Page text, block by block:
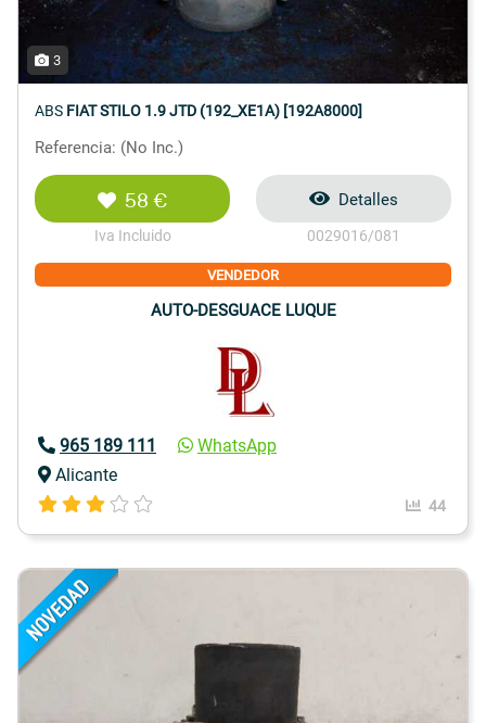
3
ABS FIAT STILO 1.9 JTD (192_XE1A) [192A8000]
Referencia: (No Inc.)
58 €
Iva Incluido
Detalles
0029016/081
VENDEDOR
AUTO-DESGUACE LUQUE
965 189 111
WhatsApp
Alicante
44